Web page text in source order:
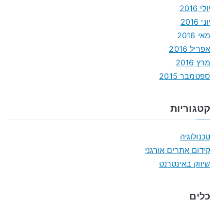
יולי 2016
יוני 2016
מאי 2016
אפריל 2016
מרץ 2016
ספטמבר 2015
קטגוריות
טכנולוגיה
קידום אתרים אורגני
שיווק באינטרנט
כלים